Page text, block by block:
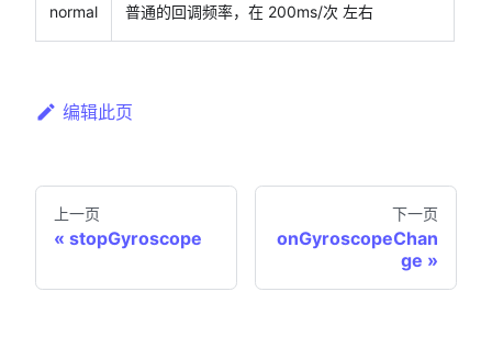
normal 普通的回调频率，在 200ms/次 左右
编辑此页
上一页
stopGyroscope
下一页
onGyroscopeChan
ge